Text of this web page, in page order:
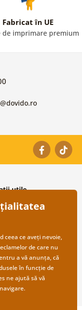
Fabricat în UE
de imprimare premium
utile
frecvente
angro
ceea ce aveți nevoie,
de care nu
a vă anunța, că
în funcție de
ne ajută să vă